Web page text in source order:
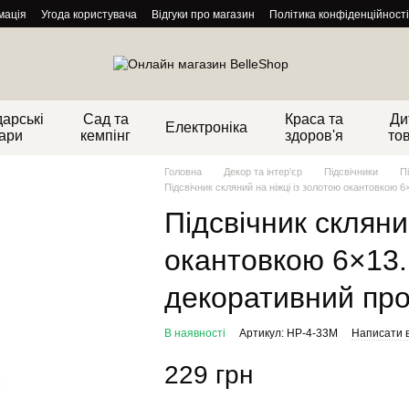
Угода користувача Відгуки про магазин Політика конфіденційності
Сад та
кемпінг
Електроніка
Краса та
здоров'я
Головна Декор та інтер'єр Підсвічники
Підсвічник скляний на ніжці із золотою
Підсвічник
окантовкою 6×13.
декоративний
В наявності Артикул: HP-4-33M Написати
229 грн